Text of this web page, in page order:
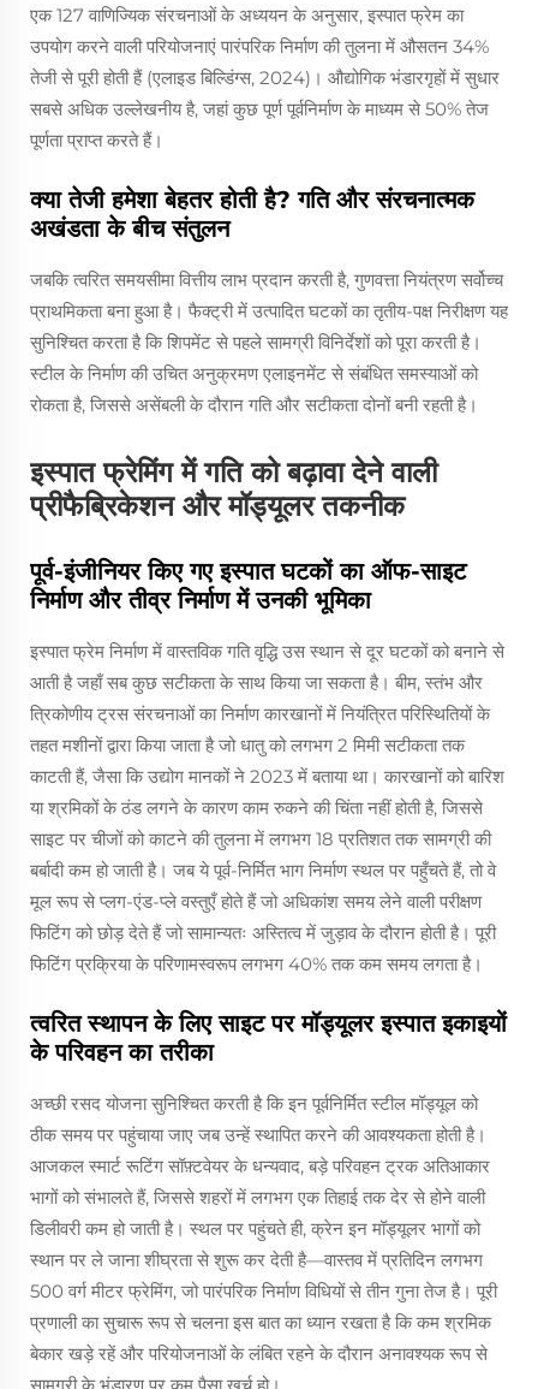
एक 127 वाणिज्यिक संरचनाओं के अध्ययन के अनुसार, इस्पात फ्रेम का
उपयोग करने वाली परियोजनाएं पारंपरिक निर्माण की तुलना में औसतन 34%
तेजी से पूरी होती हैं (एलाइड बिल्डिंग्स, 2024)। औद्योगिक भंडारगृहों में सुधार
सबसे अधिक उल्लेखनीय है, जहां कुछ पूर्ण पूर्वनिर्माण के माध्यम से 50% तेज
पूर्णता प्राप्त करते हैं।
क्या तेजी हमेशा बेहतर होती है? गति और संरचनात्मक
अखंडता के बीच संतुलन
जबकि त्वरित समयसीमा वित्तीय लाभ प्रदान करती है, गुणवत्ता नियंत्रण सर्वोच्च
प्राथमिकता बना हुआ है। फैक्ट्री में उत्पादित घटकों का तृतीय-पक्ष निरीक्षण यह
सुनिश्चित करता है कि शिपमेंट से पहले सामग्री विनिर्देशों को पूरा करती है।
स्टील के निर्माण की उचित अनुक्रमण एलाइनमेंट से संबंधित समस्याओं को
रोकता है, जिससे असेंबली के दौरान गति और सटीकता दोनों बनी रहती है।
इस्पात फ्रेमिंग में गति को बढ़ावा देने वाली
प्रीफैब्रिकेशन और मॉड्यूलर तकनीक
पूर्व-इंजीनियर किए गए इस्पात घटकों का ऑफ-साइट
निर्माण और तीव्र निर्माण में उनकी भूमिका
इस्पात फ्रेम निर्माण में वास्तविक गति वृद्धि उस स्थान से दूर घटकों को बनाने से
आती है जहाँ सब कुछ सटीकता के साथ किया जा सकता है। बीम, स्तंभ और
त्रिकोणीय ट्रस संरचनाओं का निर्माण कारखानों में नियंत्रित परिस्थितियों के
तहत मशीनों द्वारा किया जाता है जो धातु को लगभग 2 मिमी सटीकता तक
काटती हैं, जैसा कि उद्योग मानकों ने 2023 में बताया था। कारखानों को बारिश
या श्रमिकों के ठंड लगने के कारण काम रुकने की चिंता नहीं होती है, जिससे
साइट पर चीजों को काटने की तुलना में लगभग 18 प्रतिशत तक सामग्री की
बर्बादी कम हो जाती है। जब ये पूर्व-निर्मित भाग निर्माण स्थल पर पहुँचते हैं, तो वे
मूल रूप से प्लग-एंड-प्ले वस्तुएँ होते हैं जो अधिकांश समय लेने वाली परीक्षण
फिटिंग को छोड़ देते हैं जो सामान्यतः अस्तित्व में जुड़ाव के दौरान होती है। पूरी
फिटिंग प्रक्रिया के परिणामस्वरूप लगभग 40% तक कम समय लगता है।
त्वरित स्थापन के लिए साइट पर मॉड्यूलर इस्पात इकाइयों
के परिवहन का तरीका
अच्छी रसद योजना सुनिश्चित करती है कि इन पूर्वनिर्मित स्टील मॉड्यूल को
ठीक समय पर पहुंचाया जाए जब उन्हें स्थापित करने की आवश्यकता होती है।
आजकल स्मार्ट रूटिंग सॉफ़्टवेयर के धन्यवाद, बड़े परिवहन ट्रक अतिआकार
भागों को संभालते हैं, जिससे शहरों में लगभग एक तिहाई तक देर से होने वाली
डिलीवरी कम हो जाती है। स्थल पर पहुंचते ही, क्रेन इन मॉड्यूलर भागों को
स्थान पर ले जाना शीघ्रता से शुरू कर देती है—वास्तव में प्रतिदिन लगभग
500 वर्ग मीटर फ्रेमिंग, जो पारंपरिक निर्माण विधियों से तीन गुना तेज है। पूरी
प्रणाली का सुचारू रूप से चलना इस बात का ध्यान रखता है कि कम श्रमिक
बेकार खड़े रहें और परियोजनाओं के लंबित रहने के दौरान अनावश्यक रूप से
सामग्री के भंडारण पर कम पैसा खर्च हो।